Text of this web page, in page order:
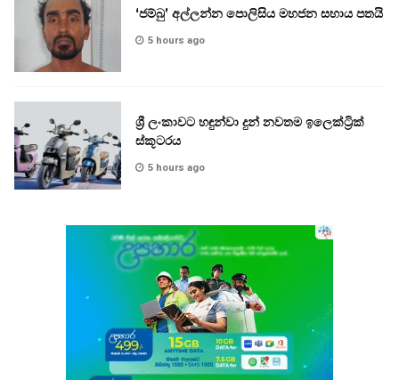
‘ජම්බු’ අල්ලන්න පොලිසිය මහජන සහාය පතයි
5 hours ago
ශ්‍රී ලංකාවට හඳුන්වා දුන් නවතම ඉලෙක්ට්‍රික්
ස්කූටරය
5 hours ago